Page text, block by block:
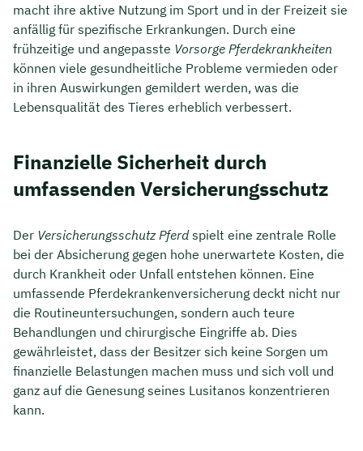
macht ihre aktive Nutzung im Sport und in der Freizeit sie
anfällig für spezifische Erkrankungen. Durch eine
frühzeitige und angepasste Vorsorge Pferdekrankheiten
können viele gesundheitliche Probleme vermieden oder
in ihren Auswirkungen gemildert werden, was die
Lebensqualität des Tieres erheblich verbessert.
Finanzielle Sicherheit durch
umfassenden Versicherungsschutz
Der Versicherungsschutz Pferdspielt eine zentrale Rolle
bei der Absicherung gegen hohe unerwartete Kosten, die
durch Krankheit oder Unfall entstehen können. Eine
umfassende Pferdekrankenversicherung deckt nicht nur
die Routineuntersuchungen, sondern auch teure
Behandlungen und chirurgische Eingriffe ab. Dies
gewährleistet, dass der Besitzer sich keine Sorgen um
finanzielle Belastungen machen muss und sich voll und
ganz auf die Genesung seines Lusitanos konzentrieren
kann.